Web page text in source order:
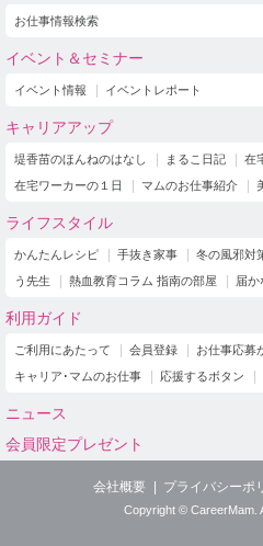
お仕事情報検索
イベント＆セミナー
イベント情報 イベントレポート
キャリアアップ
堤香苗のほんねのはなし まるこ日記 在
在宅ワーカーの１日
マムのお仕事紹介
ライフスタイル
かんたんレシピ 手抜き家事 冬の風邪対
う先生
熱血教育コラム 指南の部屋 届
利用ガイド
ご利用にあたって 会員登録 お仕事応募
キャリア･マムのお仕事
応援するボタン
ニュース
会員限定プレゼント
会社概要 プライバシーポ
Copyright © CareerMam.